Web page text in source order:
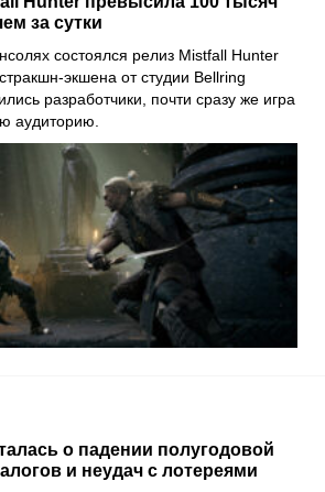
за сутки
состоялся релиз Mistfall Hunter
экшена от студии Bellring
разработчики, почти сразу же игра
аудиторию.
о падении полугодовой
и неудач с лотереями